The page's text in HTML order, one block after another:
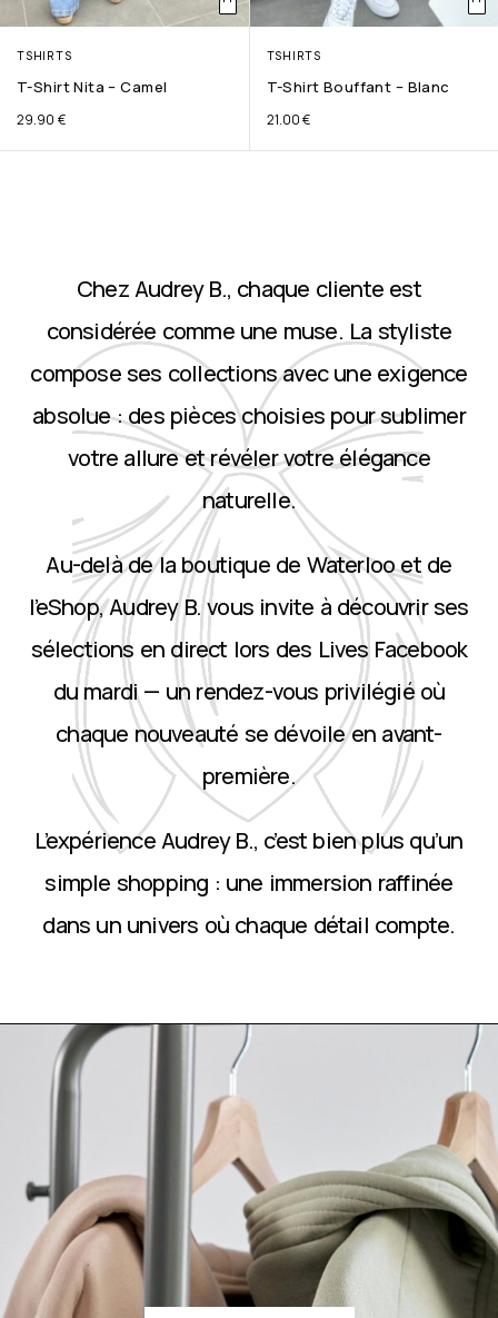
TSHIRTS
T-Shirt Nita – Camel
29.90 €
TSHIRTS
T-Shirt Bouffant – Blanc
21.00€
Chez Audrey B., chaque cliente est
considérée comme une muse. La styliste
compose ses collections avec une exigence
absolue : des pièces choisies pour sublimer
votre allure et révéler votre élégance
naturelle.
Au-delà de la boutique de Waterloo et de
l’eShop, Audrey B. vous invite à découvrir ses
sélections en direct lors des Lives Facebook
du mardi — un rendez-vous privilégié où
chaque nouveauté se dévoile en avant-
première.
L’expérience Audrey B., c’est bien plus qu’un
simple shopping : une immersion raffinée
dans un univers où chaque détail compte.